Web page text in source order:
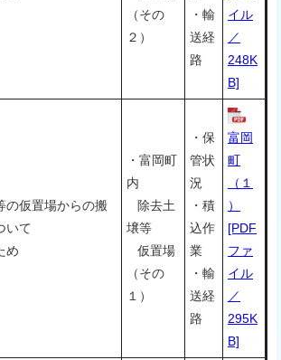
（その
２）
・輸
送経
路
イル
／
248K
B]
の仮置場からの搬
いて
め
・富岡町
内
除去土
壌等
仮置場
（その
１）
・保
管状
況
・積
込作
業
・輸
送経
路
富岡
町
（１
）
[PDF
ファ
イル
／
295K
B]